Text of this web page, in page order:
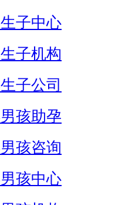
子中心
子机构
子公司
孩助孕
孩咨询
孩中心